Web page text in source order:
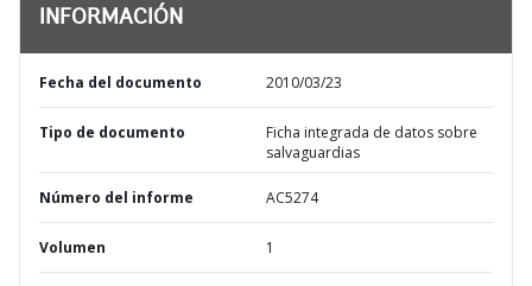
INFORMACIÓN
Fecha del documento 2010/03/23
Tipo de documento
Ficha integrada de datos sobre
salvaguardias
Número del informe AC5274
Volumen 1